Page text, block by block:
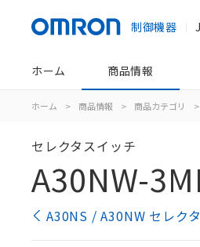
制御機器
ホーム 商品情報
ホーム > 商品情報 > 商品カテゴリ >
セレクタスイッチ
A30NW-
A30NS / A30NW セレク